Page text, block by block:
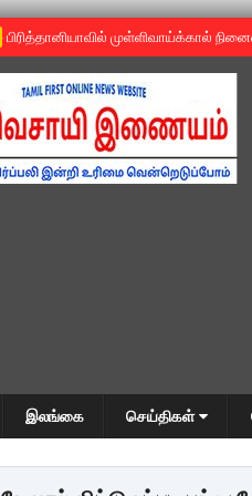
»பிரித்தானியாவில் முள்ளிவாய்க்கால்
இலங்கை செய்திகள்